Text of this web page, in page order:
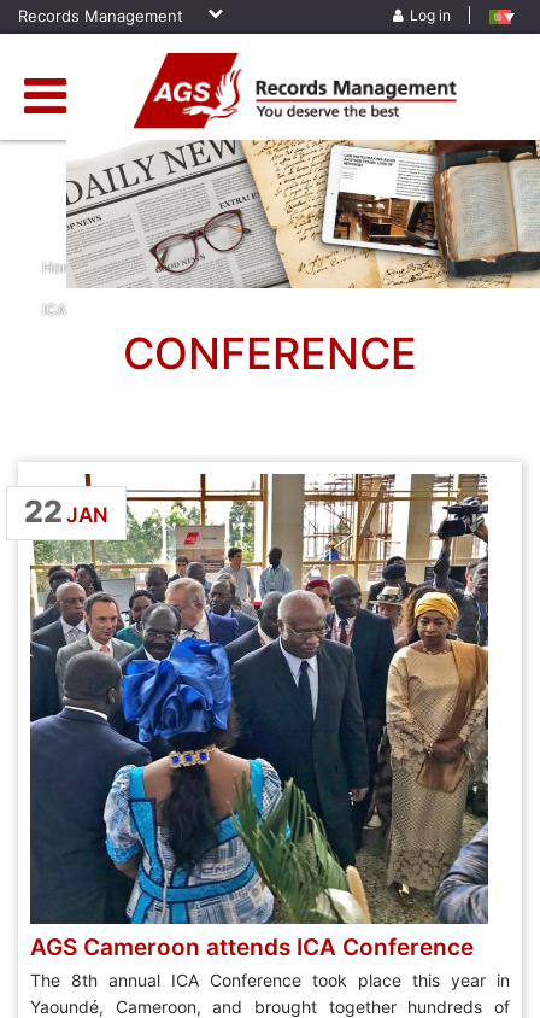
Records Management Log in
Home » News » Archiving Services » Cameroon » Conference
ICA
CONFERENCE
22 JAN
AGS Cameroon attends ICA Conference
The 8th annual ICA Conference took place this year in
Yaoundé, Cameroon, and brought together hundreds of